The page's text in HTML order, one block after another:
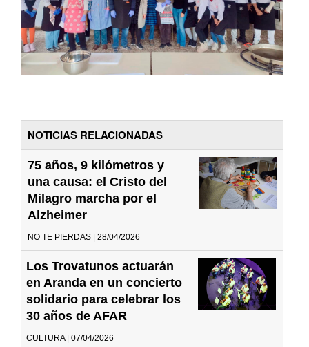
NOTICIAS RELACIONADAS
75 años, 9 kilómetros y
una causa: el Cristo del
Milagro marcha por el
Alzheimer
NO TE PIERDAS | 28/04/2026
Los Trovatunos actuarán
en Aranda en un concierto
solidario para celebrar los
30 años de AFAR
CULTURA | 07/04/2026